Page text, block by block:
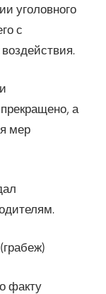
уголовного
с
а
мер
факту